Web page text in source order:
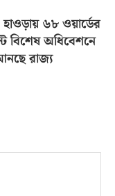
৬৮ ওয়ার্ডের
বিশেষ অধিবেশনে
রাজ্য